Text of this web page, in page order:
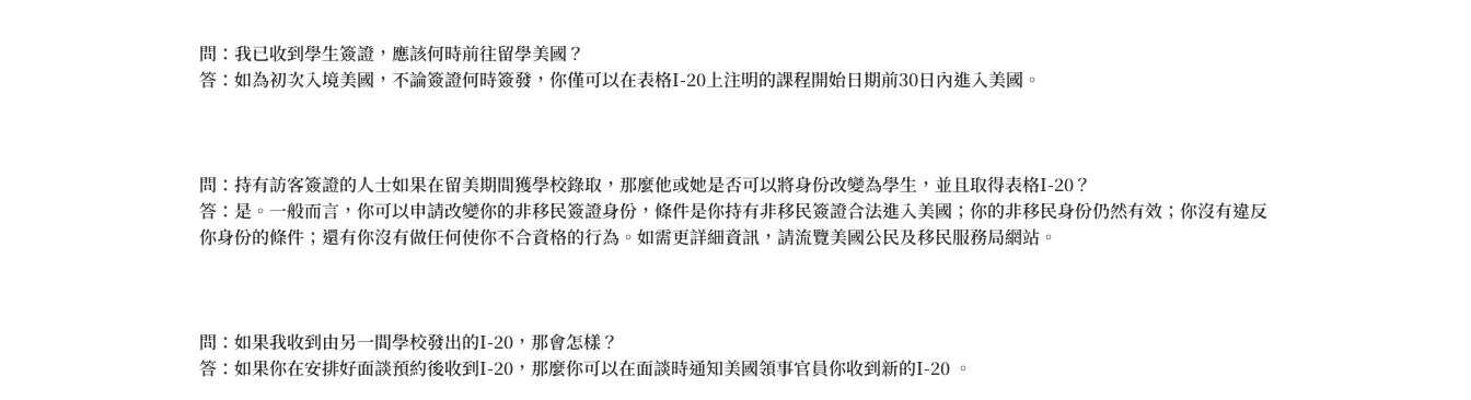
問：我已收到學生簽證，應該何時前往留學美國？
答：如為初次入境美國，不論簽證何時簽發，你僅可以在表格I-20上注明的課程開始日期前30日內進入美國。
問：持有訪客簽證的人士如果在留美期間獲學校錄取，那麼他或她是否可以將身份改變為學生，並且取得表格I-20？
答：是。一般而言，你可以申請改變你的非移民簽證身份，條件是你持有非移民簽證合法進入美國；你的非移民身份仍然有效；你沒有違反
你身份的條件；還有你沒有做任何使你不合資格的行為。如需更詳細資訊，請流覽美國公民及移民服務局網站。
問：如果我收到由另一間學校發出的I-20，那會怎樣？
答：如果你在安排好面談預約後收到I-20，那麼你可以在面談時通知美國領事官員你收到新的I-20 。